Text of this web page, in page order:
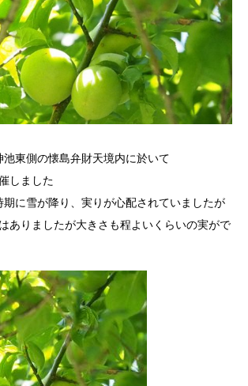
池東側の懐島弁財天境内に於いて
しました
期に雪が降り、実りが心配されていましたが
ありましたが大きさも程よいくらいの実がで